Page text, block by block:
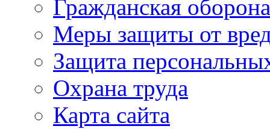
Гражданская оборона
Меры защиты от
Защита
Охрана труда
Карта сайта